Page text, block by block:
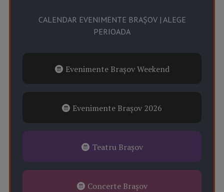
CALENDAR EVENIMENTE BRAȘOV | ALEGE
PERIOADA
Evenimente Brașov Weekend
Evenimente Brașov 2026
Teatru Brașov
Concerte Brașov